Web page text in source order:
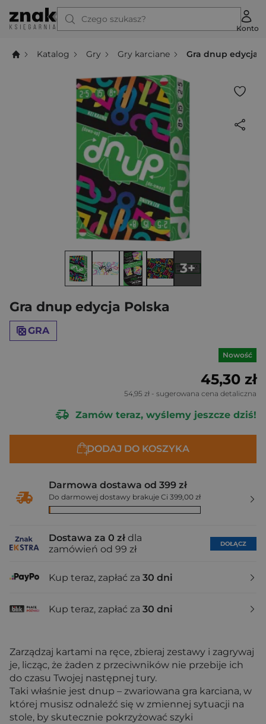
Czego szukasz?
Konto
Katalog Gry Gry karciane Gra dnup edycja
Gra dnup edycja Polska
GRA
3+
Nowość
45,30 zł
54,95 zł - sugerowana cena detaliczna
Zamów teraz, wyślemy jeszcze dziś!
DODAJ DO KOSZYKA
Darmowa dostawa od 399 zł
Do darmowej dostawy brakuje Ci 399,00 zł
Dostawa za 0 zł dla
zamówień od 99 zł
DOŁĄCZ
Kup teraz, zapłać za 30 dni
Kup teraz, zapłać za 30 dni
Zarządzaj kartami na ręce, zbieraj zestawy i zagrywaj
je, licząc, że żaden z przeciwników nie przebije ich
do czasu Twojej następnej tury.
Taki właśnie jest dnup – zwariowana gra karciana, w
której musisz odnaleźć się w zmiennej sytuacji na
stole, by skutecznie pokrzyżować szyki